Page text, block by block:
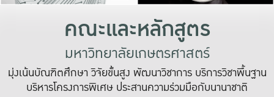
คณะและหลักสูตร
มหาวิทยาลัยเกษตรศาสตร์
มุ่งเน้นบัณฑิตศึกษา วิจัยขั้นสูง พัฒนาวิชาการ บริการวิชาพื้นฐาน
บริหารโครงการพิเศษ ประสานความร่วมมือกับนานาชาติ